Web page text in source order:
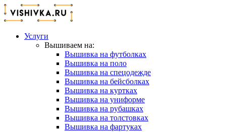
Услуги
Вышиваем на:
Вышивка на футболках
Вышивка на поло
Вышивка на спецодежде
Вышивка на бейсболках
Вышивка на куртках
Вышивка на униформе
Вышивка на рубашках
Вышивка на толстовках
Вышивка на фартуках